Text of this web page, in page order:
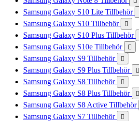
Samsung Galaxy S10 Lite Tillbehör
Samsung Galaxy S10 Tillbehör 
Samsung Galaxy S10 Plus Tillbehör
Samsung Galaxy S10e Tillbehör 
Samsung Galaxy S9 Tillbehör 
Samsung Galaxy S9 Plus Tillbehör 
Samsung Galaxy S8 Tillbehör 
Samsung Galaxy S8 Plus Tillbehör 
Samsung Galaxy S8 Active Tillbehör
Samsung Galaxy S7 Tillbehör 